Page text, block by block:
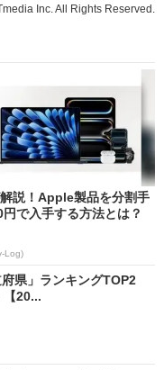
Inc. All Rights Reserved.
説！Apple製品を分割手
円で入手する方法とは？
Log)
府県」ランキングTOP2
20...